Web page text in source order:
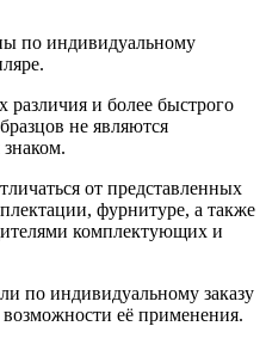
по индивидуальному
и более быстрого
не являются
от представленных
фурнитуре, а также
комплектующих и
по индивидуальному заказу
её применения.